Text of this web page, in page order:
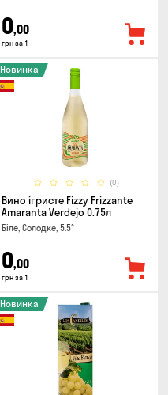
0,00
грн за 1
(0)
Новинка
Вино ігристе Fizzy Frizzante
Amaranta Verdejo 0.75л
Біле, Солодке, 5.5°
0,00
грн за 1
Новинка